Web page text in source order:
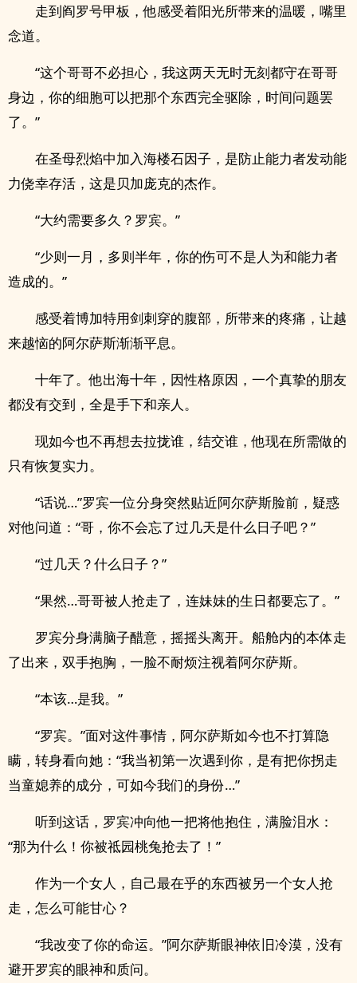
走到阎罗号甲板，他感受着阳光所带来的温暖，嘴里
念道。
“这个哥哥不必担心，我这两天无时无刻都守在哥哥
身边，你的细胞可以把那个东西完全驱除，时间问题罢
了。”
在圣母烈焰中加入海楼石因子，是防止能力者发动能
力侥幸存活，这是贝加庞克的杰作。
“大约需要多久？罗宾。”
“少则一月，多则半年，你的伤可不是人为和能力者
造成的。”
感受着博加特用剑刺穿的腹部，所带来的疼痛，让越
来越恼的阿尔萨斯渐渐平息。
十年了。他出海十年，因性格原因，一个真挚的朋友
都没有交到，全是手下和亲人。
现如今也不再想去拉拢谁，结交谁，他现在所需做的
只有恢复实力。
“话说…”罗宾一位分身突然贴近阿尔萨斯脸前，疑惑
对他问道：“哥，你不会忘了过几天是什么日子吧？”
“过几天？什么日子？”
“果然…哥哥被人抢走了，连妹妹的生日都要忘了。”
罗宾分身满脑子醋意，摇摇头离开。船舱内的本体走
了出来，双手抱胸，一脸不耐烦注视着阿尔萨斯。
“本该…是我。”
“罗宾。”面对这件事情，阿尔萨斯如今也不打算隐
瞒，转身看向她：“我当初第一次遇到你，是有把你拐走
当童媳养的成分，可如今我们的身份…”
听到这话，罗宾冲向他一把将他抱住，满脸泪水：
“那为什么！你被祗园桃兔抢去了！”
作为一个女人，自己最在乎的东西被另一个女人抢
走，怎么可能甘心？
“我改变了你的命运。”阿尔萨斯眼神依旧冷漠，没有
避开罗宾的眼神和质问。